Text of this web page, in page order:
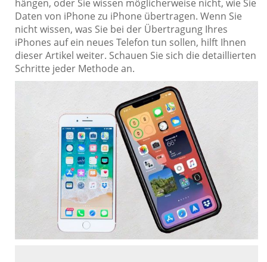
hängen, oder Sie wissen möglicherweise nicht, wie Sie
Daten von iPhone zu iPhone übertragen. Wenn Sie
nicht wissen, was Sie bei der Übertragung Ihres
iPhones auf ein neues Telefon tun sollen, hilft Ihnen
dieser Artikel weiter. Schauen Sie sich die detaillierten
Schritte jeder Methode an.